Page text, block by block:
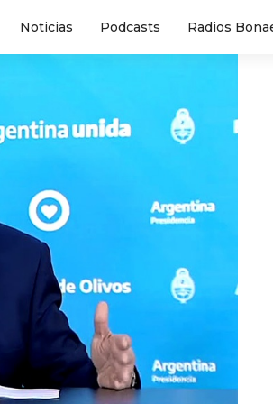
Noticias Podcasts Radios